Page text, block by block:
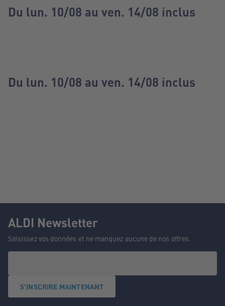
Du lun. 10/08 au ven. 14/08 inclus
Du lun. 10/08 au ven. 14/08 inclus
ALDI Newsletter
Saisissez vos données et ne manquez aucune de nos offres.
S'INSCRIRE MAINTENANT